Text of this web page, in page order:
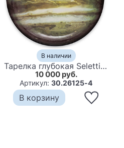
В наличии
Тарелка глубокая Seletti Jupiter
10 000 руб.
Артикул:30.26125-4
В корзину